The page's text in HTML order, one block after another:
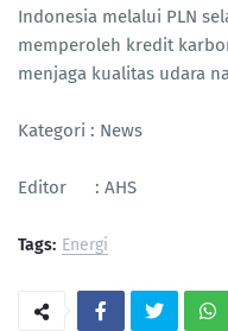
Indonesia melalui PLN
memperoleh kredit
menjaga kualitas udara
Kategori : News
Editor : AHS
Tags: Energi